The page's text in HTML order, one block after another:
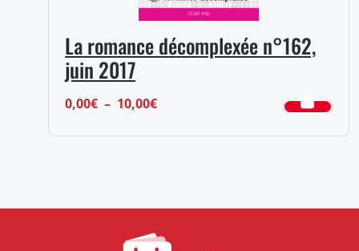
La romance décomplexée n°162,
juin 2017
0,00€ – 10,00€Plage
à
10,00€